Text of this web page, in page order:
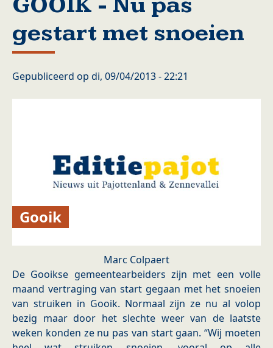
gestart met snoeien
Gepubliceerd op di, 09/04/2013 - 22:21
Gooik
Marc Colpaert
De Gooikse gemeentearbeiders zijn met een volle
maand vertraging van start gegaan met het snoeien
van struiken in Gooik. Normaal zijn ze nu al volop
bezig maar door het slechte weer van de laatste
weken konden ze nu pas van start gaan. “Wij moeten